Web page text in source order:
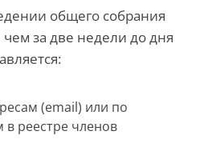
общего собрания
за две недели до дня
(email) или по
в реестре членов